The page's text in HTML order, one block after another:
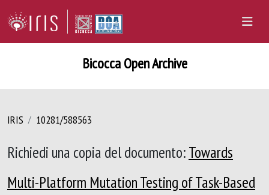
Bicocca Open Archive
IRIS 10281/588563
Richiedi una copia del documento:Towards
Multi-Platform Mutation Testing of Task-Based